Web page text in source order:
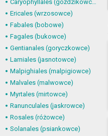
Caryophyllales (goździkowce)
Ericales (wrzosowce)
Fabales (bobowe)
Fagales (bukowce)
Gentianales (goryczkowce)
Lamiales (jasnotowce)
Malpighiales (malpigiowce)
Malvales (malwowce)
Myrtales (mirtowce)
Ranunculales (jaskrowce)
Rosales (różowce)
Solanales (psiankowce)